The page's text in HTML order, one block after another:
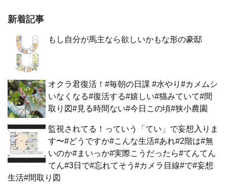
新着記事
もし自分が馬主なら欲しいかもな形の豪邸
オクラ君復活！#毎朝の日課 #水やり#カメムシ
いなくなる#復活する#嬉しい#猫みていて#間
取り図#見る時間ない#今日この頃#狭小農園
監視されてる！っていう「てい」で妄想入りま
す〜#どうですか#こんな生活#あれ#2階は#無
いのか#まいっか#実際こうだったら#てんてん
てん#3日で#忘れてそう#カメラ目線#で#妄想
生活#間取り図